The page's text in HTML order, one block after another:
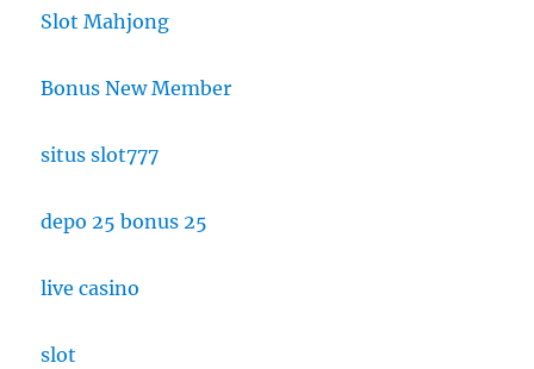
Slot Mahjong
Bonus New Member
situs slot777
depo 25 bonus 25
live casino
slot